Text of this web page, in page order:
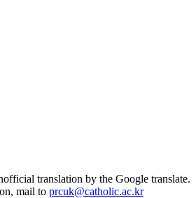
translation by the Google translate.
mail to prcuk@catholic.ac.kr